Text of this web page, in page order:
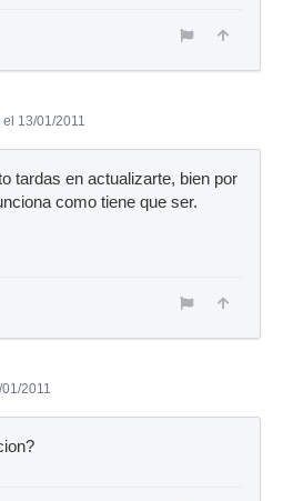
el 13/01/2011
tardas en actualizarte, bien por
como tiene que ser.
2011